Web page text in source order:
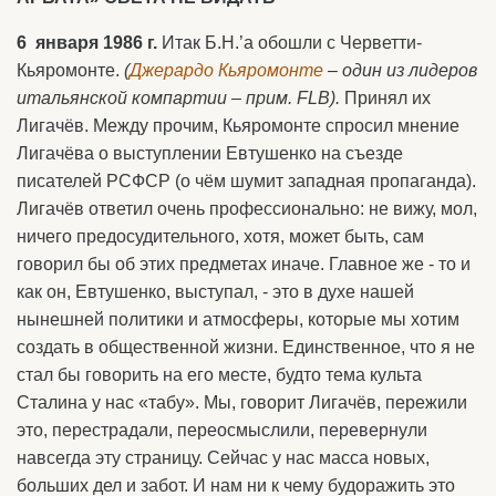
6 января 1986 г. Итак Б.Н.’а обошли с Черветти-
Кьяромонте. (Джерардо Кьяромонте – один из лидеров
итальянской компартии – прим. FLB). Принял их
Лигачёв. Между прочим, Кьяромонте спросил мнение
Лигачёва о выступлении Евтушенко на съезде
писателей РСФСР (о чём шумит западная пропаганда).
Лигачёв ответил очень профессионально: не вижу, мол,
ничего предосудительного, хотя, может быть, сам
говорил бы об этих предметах иначе. Главное же - то и
как он, Евтушенко, выступал, - это в духе нашей
нынешней политики и атмосферы, которые мы хотим
создать в общественной жизни. Единственное, что я не
стал бы говорить на его месте, будто тема культа
Сталина у нас «табу». Мы, говорит Лигачёв, пережили
это, перестрадали, переосмыслили, перевернули
навсегда эту страницу. Сейчас у нас масса новых,
больших дел и забот. И нам ни к чему будоражить это